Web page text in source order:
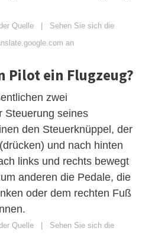
Quelle | Sehen Sie sich die
an
Pilot ein Flugzeug?
zwei
Steuerung seines
den Steuerknüppel, der
und nach hinten
links und rechts bewegt
anderen die Pedale, die
oder dem rechten Fuß
Quelle | Sehen Sie sich die